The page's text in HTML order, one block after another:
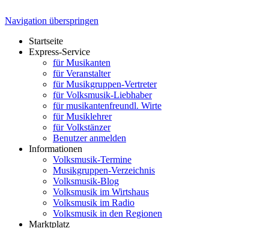
Navigation überspringen
Startseite
Express-Service
für Musikanten
für Veranstalter
für Musikgruppen-Vertreter
für Volksmusik-Liebhaber
für musikantenfreundl. Wirte
für Musiklehrer
für Volkstänzer
Benutzer anmelden
Informationen
Volksmusik-Termine
Musikgruppen-Verzeichnis
Volksmusik-Blog
Volksmusik im Wirtshaus
Volksmusik im Radio
Volksmusik in den Regionen
Marktplatz